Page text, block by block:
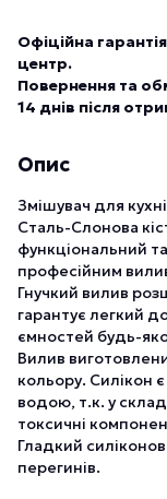
Офіційна
центр.
Повернення та
14 днів після
Опис
Змішувач для
Сталь-Слонова
функціональний
професійним
Гнучкий вилив
гарантує легкий
ємностей будь-
Вилив
кольору. Силікон
водою, т.к. у
токсичні
Гладкий
перегинів.